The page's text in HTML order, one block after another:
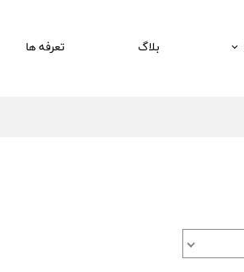
بلاگ تعرفه ها